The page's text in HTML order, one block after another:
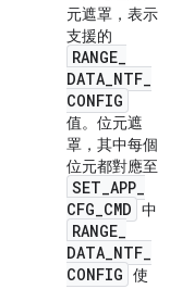
元遮罩，表示
支援的
RANGE_
DATA_NTF_
CONFIG
值。位元遮
罩，其中每個
位元都對應至
SET_APP_
CFG_CMD 中
RANGE_
DATA_NTF_
CONFIG 使